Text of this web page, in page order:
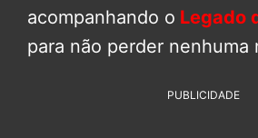
acompanhando o Legado
para não perder nenhuma
PUBLICIDADE